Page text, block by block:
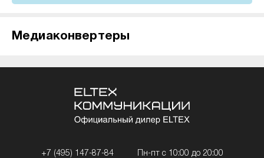
Медиаконвертеры
+7 (495) 147-87-84 Пн-пт с 10:00 до 20:00